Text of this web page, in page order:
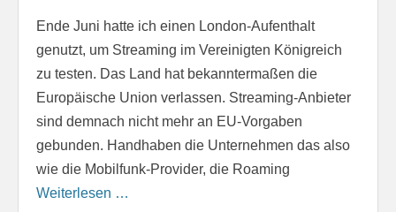
Ende Juni hatte ich einen London-Aufenthalt
genutzt, um Streaming im Vereinigten Königreich
zu testen. Das Land hat bekanntermaßen die
Europäische Union verlassen. Streaming-Anbieter
sind demnach nicht mehr an EU-Vorgaben
gebunden. Handhaben die Unternehmen das also
wie die Mobilfunk-Provider, die Roaming
Weiterlesen …